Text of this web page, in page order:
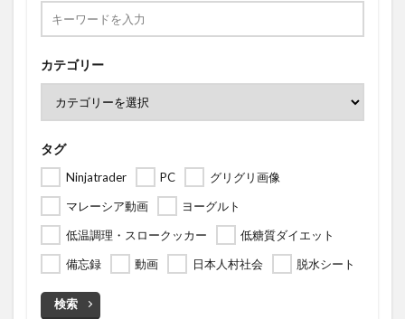
カテゴリー
タグ
Ninjatrader PC
グリグリ画像
マレーシア動画
ヨーグルト
低温調理・スロークッカー
低糖質ダイエット
備忘録
動画 日本人村社会 脱水シート
検索